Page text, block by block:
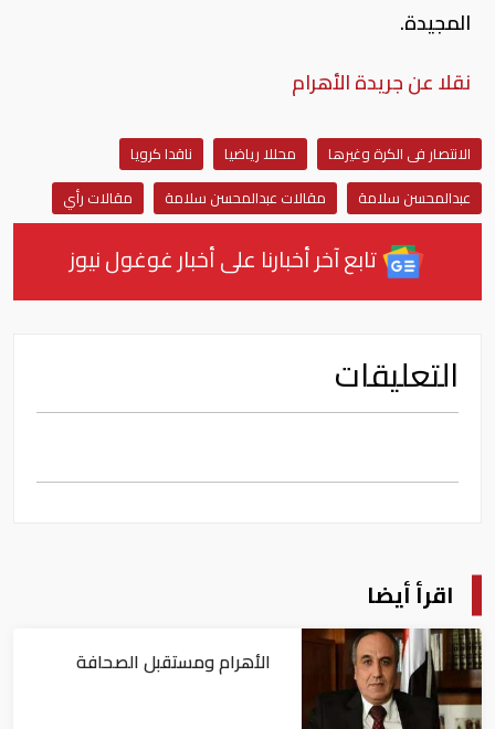
المجيدة.
نقلا عن جريدة الأهرام
الانتصار فى الكرة وغيرها محللا رياضيا
ناقدا كرويا
عبدالمحسن سلامة
مقالات عبدالمحسن سلامة مقالات رأي
تابع آخر أخبارنا على أخبار غوغول نيوز
التعليقات
اقرأ أيضا
الأهرام ومستقبل الصحافة